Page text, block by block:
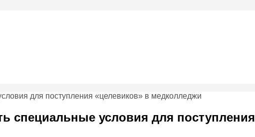
специальные условия для поступления